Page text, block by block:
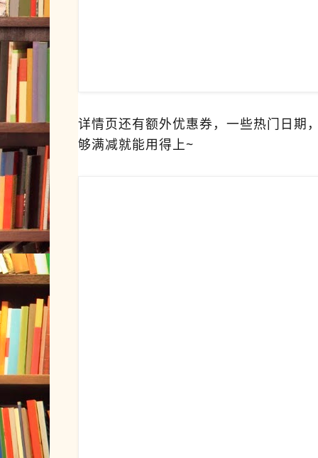
详情页还有额外优惠券，一些热门日期
够满减就能用得上~